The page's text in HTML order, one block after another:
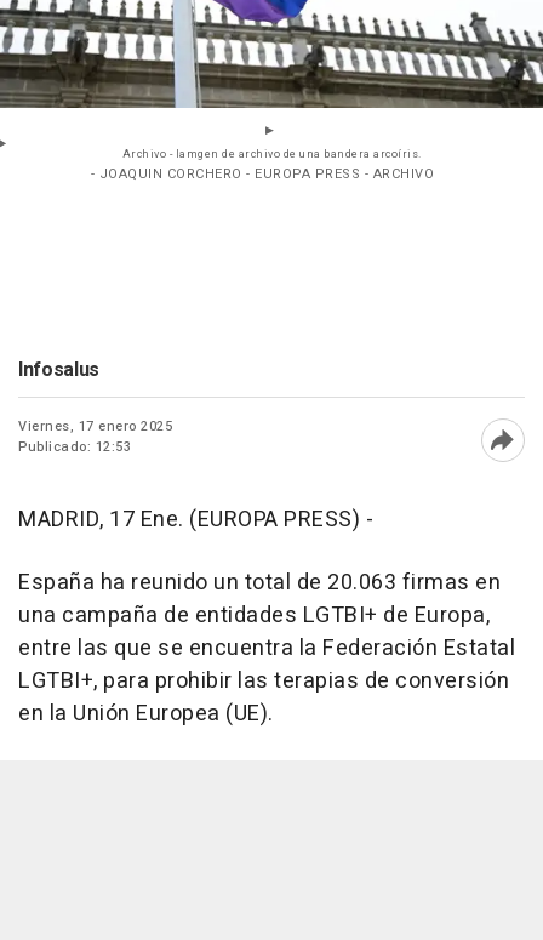
Archivo - Iamgen de archivo de una bandera arcoíris.
- JOAQUIN CORCHERO - EUROPA PRESS - ARCHIVO
Infosalus
Viernes, 17 enero 2025
Publicado: 12:53
MADRID, 17 Ene. (EUROPA PRESS) -
España ha reunido un total de 20.063 firmas en
una campaña de entidades LGTBI+ de Europa,
entre las que se encuentra la Federación Estatal
LGTBI+, para prohibir las terapias de conversión
en la Unión Europea (UE).